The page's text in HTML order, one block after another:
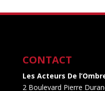
CONTACT
Les Acteurs De
2 Boulevard Pierre